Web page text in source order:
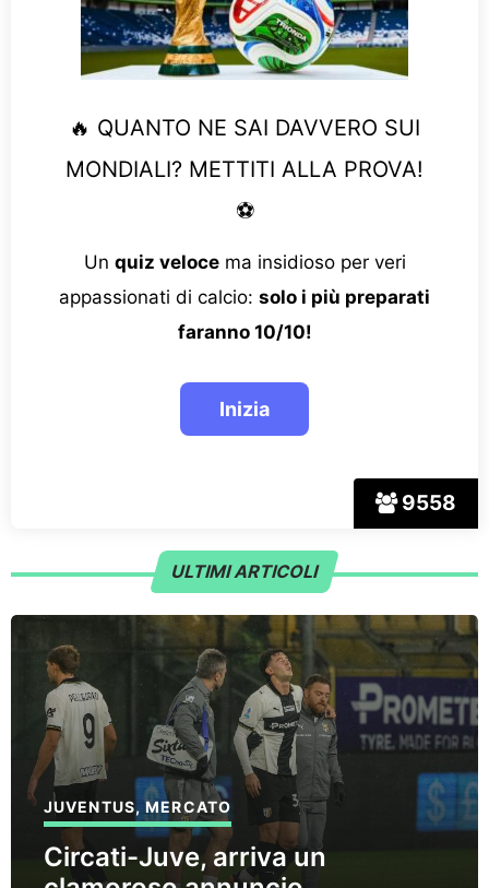
9558
🔥 QUANTO NE SAI DAVVERO SUI
MONDIALI? METTITI ALLA PROVA!
⚽
Un quiz velocema insidioso per veri
appassionati di calcio: solo i più preparati
faranno 10/10!
ULTIMI ARTICOLI
JUVENTUS,MERCATO
Circati-Juve, arriva un